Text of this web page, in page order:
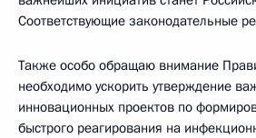
Соответствующие законодательные
Также особо обращаю внимание
необходимо ускорить утверждение
инновационных проектов по
быстрого реагирования на